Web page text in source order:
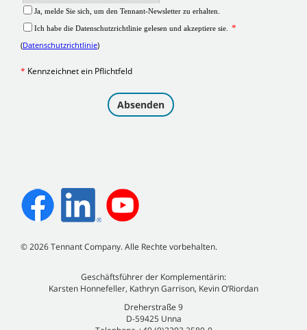
©2026Tennant Company. Alle Rechte vorbehalten.
Geschäftsführer der Komplementärin:
Karsten Honnefeller, Kathryn Garrison, Kevin O’Riordan
Dreherstraße 9
D-59425 Unna